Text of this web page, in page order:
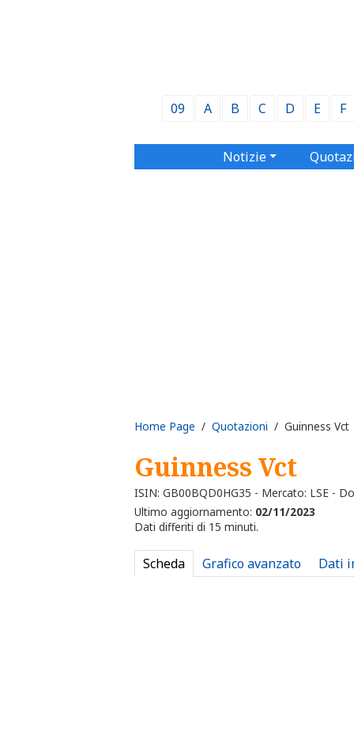
09 A B C D E F
Notizie
Home Page / Quotazioni / Guinness Vct
Guinness Vct
ISIN: GB00BQD0HG35 - Mercato: LSE -
Ultimo aggiornamento: 02/11/2023
Dati differiti di 15 minuti.
Scheda Grafico avanzato Dati